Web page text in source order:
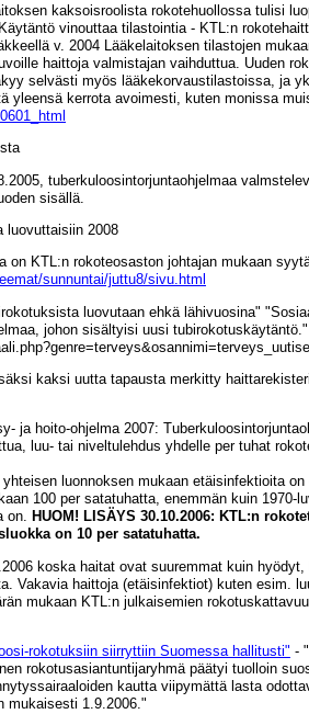
kaksoisroolista rokotehuollossa tulisi
vinouttaa tilastointia - KTL:n
v. 2004 Lääkelaitoksen tilastojen
haittoja valmistajan vaihduttua. Uuden
selvästi myös lääkekorvaustilastoissa, ja
yleensä kerrota avoimesti, kuten monissa
tuberkuloosintorjuntaohjelmaa
sisällä.
luovuttaisiin 2008
on KTL:n rokoteosaston johtajan mukaan
sunnuntai/juttu8/sivu.html
luovutaan ehkä lähivuosina"
johon sisältyisi uusi
kaksi uutta tapausta merkitty
ja hoito-ohjelma 2007:
luu- tai niveltulehdus yhdelle per tuhat
luonnoksen mukaan etäisinfektioita
100 per satatuhatta, enemmän kuin
on. HUOM! LISÄYS 30.10.2006: KTL:n
on 10 per satatuhatta.
koska haitat ovat suuremmat kuin
Vakavia haittoja (etäisinfektiot) kuten esim.
mukaan KTL:n julkaisemien
rokotuksiin siirryttiin Suomessa hallitusti" -
rokotusasiantuntijaryhmä päätyi tuolloin
kautta viipymättä lasta
mukaisesti 1.9.2006."